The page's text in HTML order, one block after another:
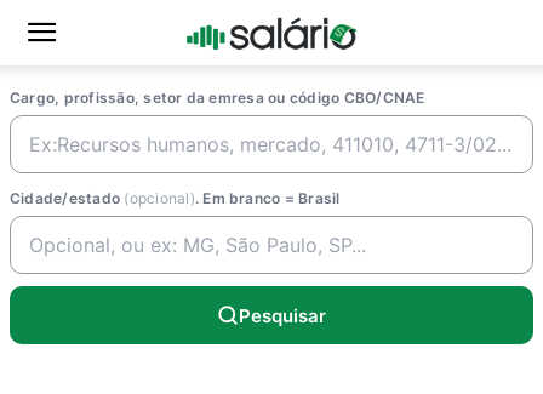
Cargo, profissão, setor da emresa ou código CBO/CNAE
Cidade/estado (opcional). Em branco = Brasil
Pesquisar